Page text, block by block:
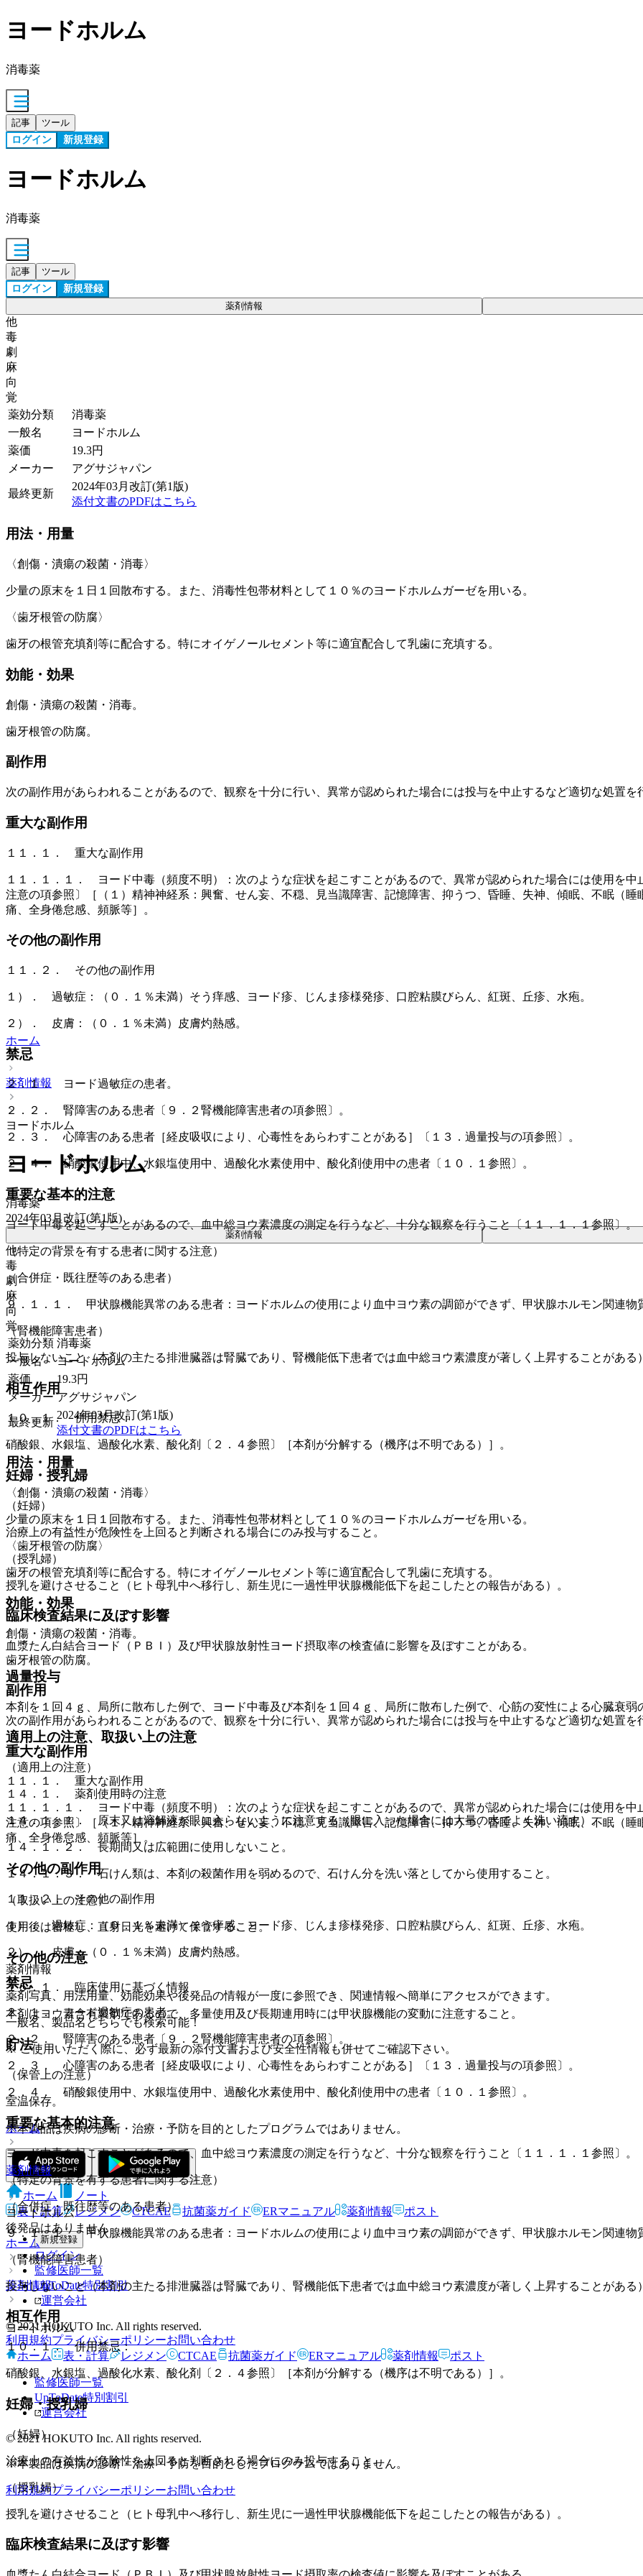
ヨードホルム
消毒薬
記事 ツール
ログイン 新規登録
ヨードホルム
消毒薬
記事 ツール
ログイン 新規登録
薬剤情報
他
毒
劇
麻
向
覚
薬効分類
消毒薬
一般名
ヨードホルム
薬価
19.3円
メーカー
アグサジャパン
最終更新
2024年03月改訂(第1版)
添付文書のPDFはこちら
用法・用量
〈創傷・潰瘍の殺菌・消毒〉
少量の原末を１日１回散布する。また、消毒性包帯材料として１０％のヨードホルムガーゼを用いる。
〈歯牙根管の防腐〉
歯牙の根管充填剤等に配合する。特にオイゲノールセメント等に適宜配合して乳歯に充填する。
効能・効果
創傷・潰瘍の殺菌・消毒。
歯牙根管の防腐。
副作用
次の副作用があらわれることがあるので、観察を十分に行い、異常が認められた場合には投与を中止するなど適切な処置を
重大な副作用
１１．１． 重大な副作用
１１．１．１． ヨード中毒（頻度不明）：次のような症状を起こすことがあるので、異常が認められた場合には使用を
注意の項参照〕［（１）精神神経系：興奮、せん妄、不穏、見当識障害、記憶障害、抑うつ、昏睡、失神、傾眠、不眠（
痛、全身倦怠感、頻脈等］。
その他の副作用
１１．２． その他の副作用
１）． 過敏症：（０．１％未満）そう痒感、ヨード疹、じんま疹様発疹、口腔粘膜びらん、紅斑、丘疹、水疱。
２）． 皮膚：（０．１％未満）皮膚灼熱感。
禁忌
２．１． ヨード過敏症の患者。
２．２． 腎障害のある患者〔９．２腎機能障害患者の項参照〕。
２．３． 心障害のある患者［経皮吸収により、心毒性をあらわすことがある］〔１３．過量投与の項参照〕。
２．４． 硝酸銀使用中、水銀塩使用中、過酸化水素使用中、酸化剤使用中の患者〔１０．１参照〕。
重要な基本的注意
ヨード中毒を起こすことがあるので、血中総ヨウ素濃度の測定を行うなど、十分な観察を行うこと〔１１．１．１参照〕。
（特定の背景を有する患者に関する注意）
（合併症・既往歴等のある患者）
９．１．１． 甲状腺機能異常のある患者：ヨードホルムの使用により血中ヨウ素の調節ができず、甲状腺ホルモン関連物
（腎機能障害患者）
投与しないこと（本剤の主たる排泄臓器は腎臓であり、腎機能低下患者では血中総ヨウ素濃度が著しく上昇することがある
相互作用
１０．１． 併用禁忌：
硝酸銀、水銀塩、過酸化水素、酸化剤〔２．４参照〕［本剤が分解する（機序は不明である）］。
妊婦・授乳婦
（妊婦）
治療上の有益性が危険性を上回ると判断される場合にのみ投与すること。
（授乳婦）
授乳を避けさせること（ヒト母乳中へ移行し、新生児に一過性甲状腺機能低下を起こしたとの報告がある）。
臨床検査結果に及ぼす影響
血漿たん白結合ヨード（ＰＢＩ）及び甲状腺放射性ヨード摂取率の検査値に影響を及ぼすことがある。
過量投与
本剤を１回４ｇ、局所に散布した例で、ヨード中毒及び本剤を１回４ｇ、局所に散布した例で、心筋の変性による心臓衰
適用上の注意、取扱い上の注意
（適用上の注意）
１４．１． 薬剤使用時の注意
１４．１．１． 原末又は溶解液が眼に入らないように注意する（眼に入った場合には大量の水でよく洗い流す）。
１４．１．２． 長期間又は広範囲に使用しないこと。
１４．１．３． 石けん類は、本剤の殺菌作用を弱めるので、石けん分を洗い落としてから使用すること。
（取扱い上の注意）
使用後は密栓し、直射日光を避けて保管すること。
その他の注意
１５．１． 臨床使用に基づく情報
本剤はヨウ素含有製剤であるので、多量使用及び長期連用時には甲状腺機能の変動に注意すること。
貯法
（保管上の注意）
室温保存。
ホーム
薬剤情報
ヨードホルム
後発品はありません
ホーム
薬剤情報
ヨードホルム
ホーム
薬剤情報
ヨードホルム
ヨードホルム
消毒薬
2024年03月改訂(第1版)
薬剤情報
他
毒
劇
麻
向
覚
薬効分類 消毒薬
一般名
ヨードホルム
薬価
19.3円
メーカー アグサジャパン
最終更新
2024年03月改訂(第1版)
添付文書のPDFはこちら
用法・用量
〈創傷・潰瘍の殺菌・消毒〉
少量の原末を１日１回散布する。また、消毒性包帯材料として１０％のヨードホルムガーゼを用いる。
〈歯牙根管の防腐〉
歯牙の根管充填剤等に配合する。特にオイゲノールセメント等に適宜配合して乳歯に充填する。
効能・効果
創傷・潰瘍の殺菌・消毒。
歯牙根管の防腐。
副作用
次の副作用があらわれることがあるので、観察を十分に行い、異常が認められた場合には投与を中止するなど適切な処置を
重大な副作用
１１．１． 重大な副作用
１１．１．１． ヨード中毒（頻度不明）：次のような症状を起こすことがあるので、異常が認められた場合には使用を
注意の項参照〕［（１）精神神経系：興奮、せん妄、不穏、見当識障害、記憶障害、抑うつ、昏睡、失神、傾眠、不眠（
痛、全身倦怠感、頻脈等］。
その他の副作用
１１．２． その他の副作用
１）． 過敏症：（０．１％未満）そう痒感、ヨード疹、じんま疹様発疹、口腔粘膜びらん、紅斑、丘疹、水疱。
２）． 皮膚：（０．１％未満）皮膚灼熱感。
禁忌
２．１． ヨード過敏症の患者。
２．２． 腎障害のある患者〔９．２腎機能障害患者の項参照〕。
２．３． 心障害のある患者［経皮吸収により、心毒性をあらわすことがある］〔１３．過量投与の項参照〕。
２．４． 硝酸銀使用中、水銀塩使用中、過酸化水素使用中、酸化剤使用中の患者〔１０．１参照〕。
重要な基本的注意
ヨード中毒を起こすことがあるので、血中総ヨウ素濃度の測定を行うなど、十分な観察を行うこと〔１１．１．１参照〕。
（特定の背景を有する患者に関する注意）
（合併症・既往歴等のある患者）
９．１．１． 甲状腺機能異常のある患者：ヨードホルムの使用により血中ヨウ素の調節ができず、甲状腺ホルモン関連物
（腎機能障害患者）
投与しないこと（本剤の主たる排泄臓器は腎臓であり、腎機能低下患者では血中総ヨウ素濃度が著しく上昇することがある
相互作用
１０．１． 併用禁忌：
硝酸銀、水銀塩、過酸化水素、酸化剤〔２．４参照〕［本剤が分解する（機序は不明である）］。
妊婦・授乳婦
（妊婦）
治療上の有益性が危険性を上回ると判断される場合にのみ投与すること。
（授乳婦）
授乳を避けさせること（ヒト母乳中へ移行し、新生児に一過性甲状腺機能低下を起こしたとの報告がある）。
臨床検査結果に及ぼす影響
薬剤情報
薬剤写真、用法用量、効能効果や後発品の情報が一度に参照でき、関連情報へ簡単にアクセスができます。
一般名、製品名どちらでも検索可能！
※ ご使用いただく際に、必ず最新の添付文書および安全性情報も併せてご確認下さい。
※本製品は疾病の診断・治療・予防を目的としたプログラムではありません。
ホーム
ノート
表・計算
レジメン CTCAE 抗菌薬ガイド ERマニュアル 薬剤情報 ポスト
新規登録
ログイン
監修医師一覧
UpToDate特別割引
運営会社
© 2021 HOKUTO Inc. All rights reserved.
利用規約プライバシーポリシーお問い合わせ
ホーム
表・計算 レジメン CTCAE 抗菌薬ガイド ERマニュアル 薬剤情報 ポスト
監修医師一覧
UpToDate特別割引
運営会社
© 2021 HOKUTO Inc. All rights reserved.
※本製品は疾病の診断・治療・予防を目的としたプログラムではありません。
利用規約プライバシーポリシーお問い合わせ